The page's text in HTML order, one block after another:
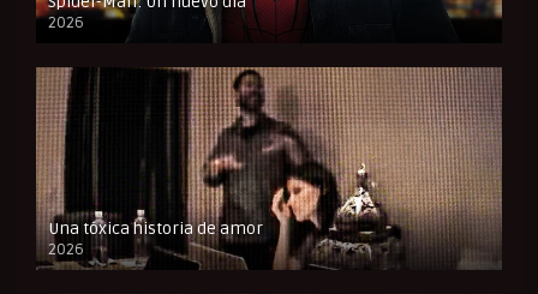
2026
CAM
Una tóxica historia de amor
2026
FULL HD